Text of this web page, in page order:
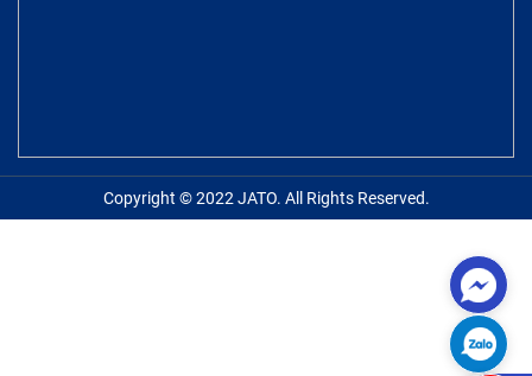
Copyright © 2022 JATO. All Rights Reserved.